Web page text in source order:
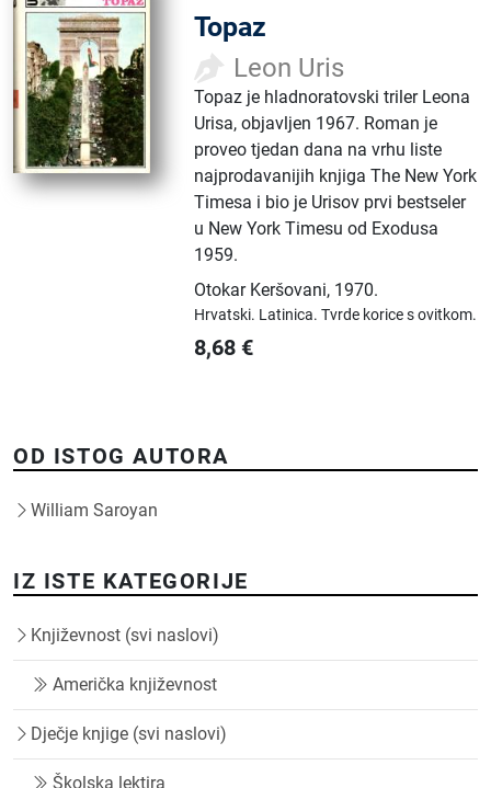
Topaz
Leon Uris
Topaz je hladnoratovski triler Leona
Urisa, objavljen 1967. Roman je
proveo tjedan dana na vrhu liste
najprodavanijih knjiga The New York
Timesa i bio je Urisov prvi bestseler
u New York Timesu od Exodusa
1959.
Otokar Keršovani, 1970.
Hrvatski. Latinica.Tvrde korice s ovitkom.
8,68 €
OD ISTOG AUTORA
William Saroyan
IZ ISTE KATEGORIJE
Književnost (svi naslovi)
Američka književnost
Dječje knjige (svi naslovi)
Školska lektira